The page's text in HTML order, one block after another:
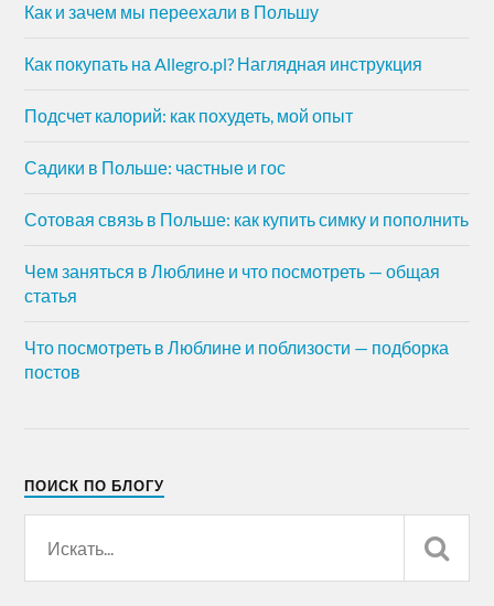
Как и зачем мы переехали в Польшу
Как покупать на Allegro.pl? Наглядная инструкция
Подсчет калорий: как похудеть, мой опыт
Садики в Польше: частные и гос
Сотовая связь в Польше: как купить симку и пополнить
Чем заняться в Люблине и что посмотреть — общая
статья
Что посмотреть в Люблине и поблизости — подборка
постов
ПОИСК ПО БЛОГУ